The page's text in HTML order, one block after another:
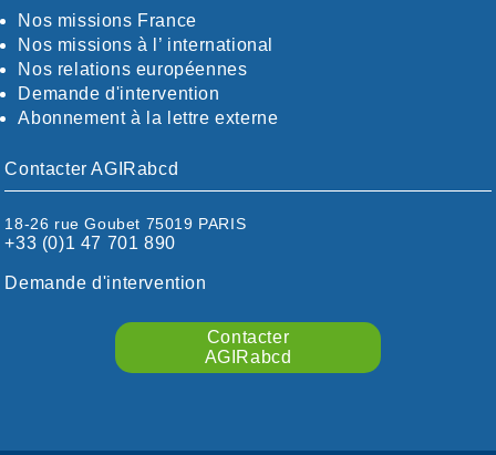
SOMME
TOURAINE
VAR
VAUCLUSE
VOSGES
CÖTES-D'ARMOR
DORDOGNE
DRÖME / ARDÈCHE
ESSONNE
EURE-ET-LOIR
FINISTÈRE
HAUTES-PYRÉNÉES
HÉRAULT
ILLE ET VILAINE
LOIRE / OCÉAN
MANCHE
Nos missions France
Nos missions à l’ international
Nos relations européennes
Demande d'intervention
Abonnement à la lettre externe
Contacter AGIRabcd
18-26 rue Goubet 75019 PARIS
+33 (0)1 47 701 890
Demande d'intervention
Contacter
AGIRabcd